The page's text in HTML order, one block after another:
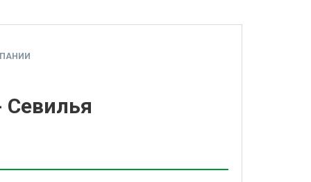
Севилья